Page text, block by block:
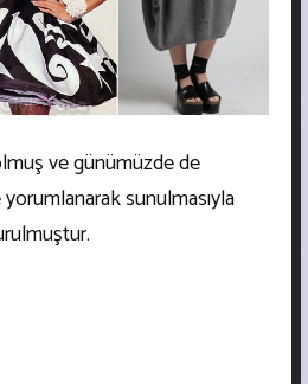
ve günümüzde de
sunulmasıyla